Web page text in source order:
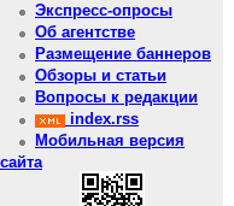
Экспресс-опросы
Об агентстве
Размещение баннеров
Обзоры и статьи
Вопросы к редакции
index.rss
Мобильная версия
сайта